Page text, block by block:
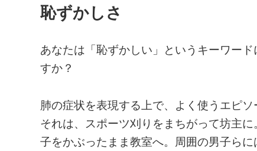
恥ずかしさ
あなたは「恥ずかしい」というキーワー
すか？
肺の症状を表現する上で、よく使うエピソ
それは、スポーツ刈りをまちがって坊主
子をかぶったまま教室へ。周囲の男子ら